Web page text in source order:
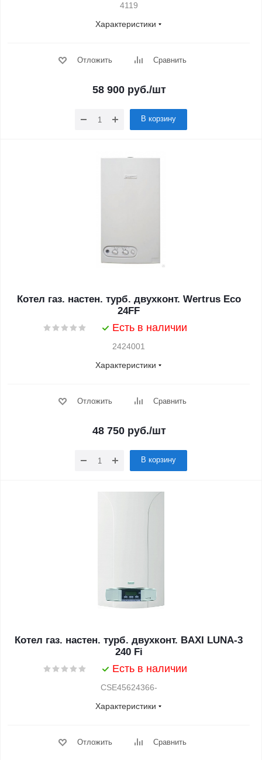
4119
Характеристики
Отложить Сравнить
58 900руб./шт
В корзину
Котел газ. настен. турб. двухконт. Wertrus Eco
24FF
Есть в наличии
2424001
Характеристики
Отложить Сравнить
48 750руб./шт
В корзину
Котел газ. настен. турб. двухконт. BAXI LUNA-3
240 Fi
Есть в наличии
CSE45624366-
Характеристики
Отложить Сравнить